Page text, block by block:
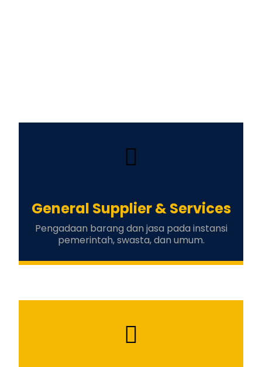
General Supplier & Services
Pengadaan barang dan jasa pada instansi
pemerintah, swasta, dan umum.